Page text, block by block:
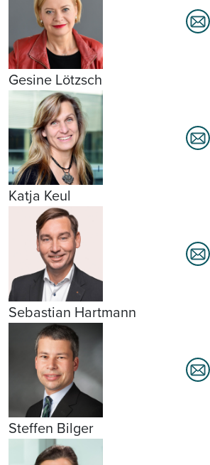
Gesine Lötzsch
Katja Keul
Sebastian Hartmann
Steffen Bilger